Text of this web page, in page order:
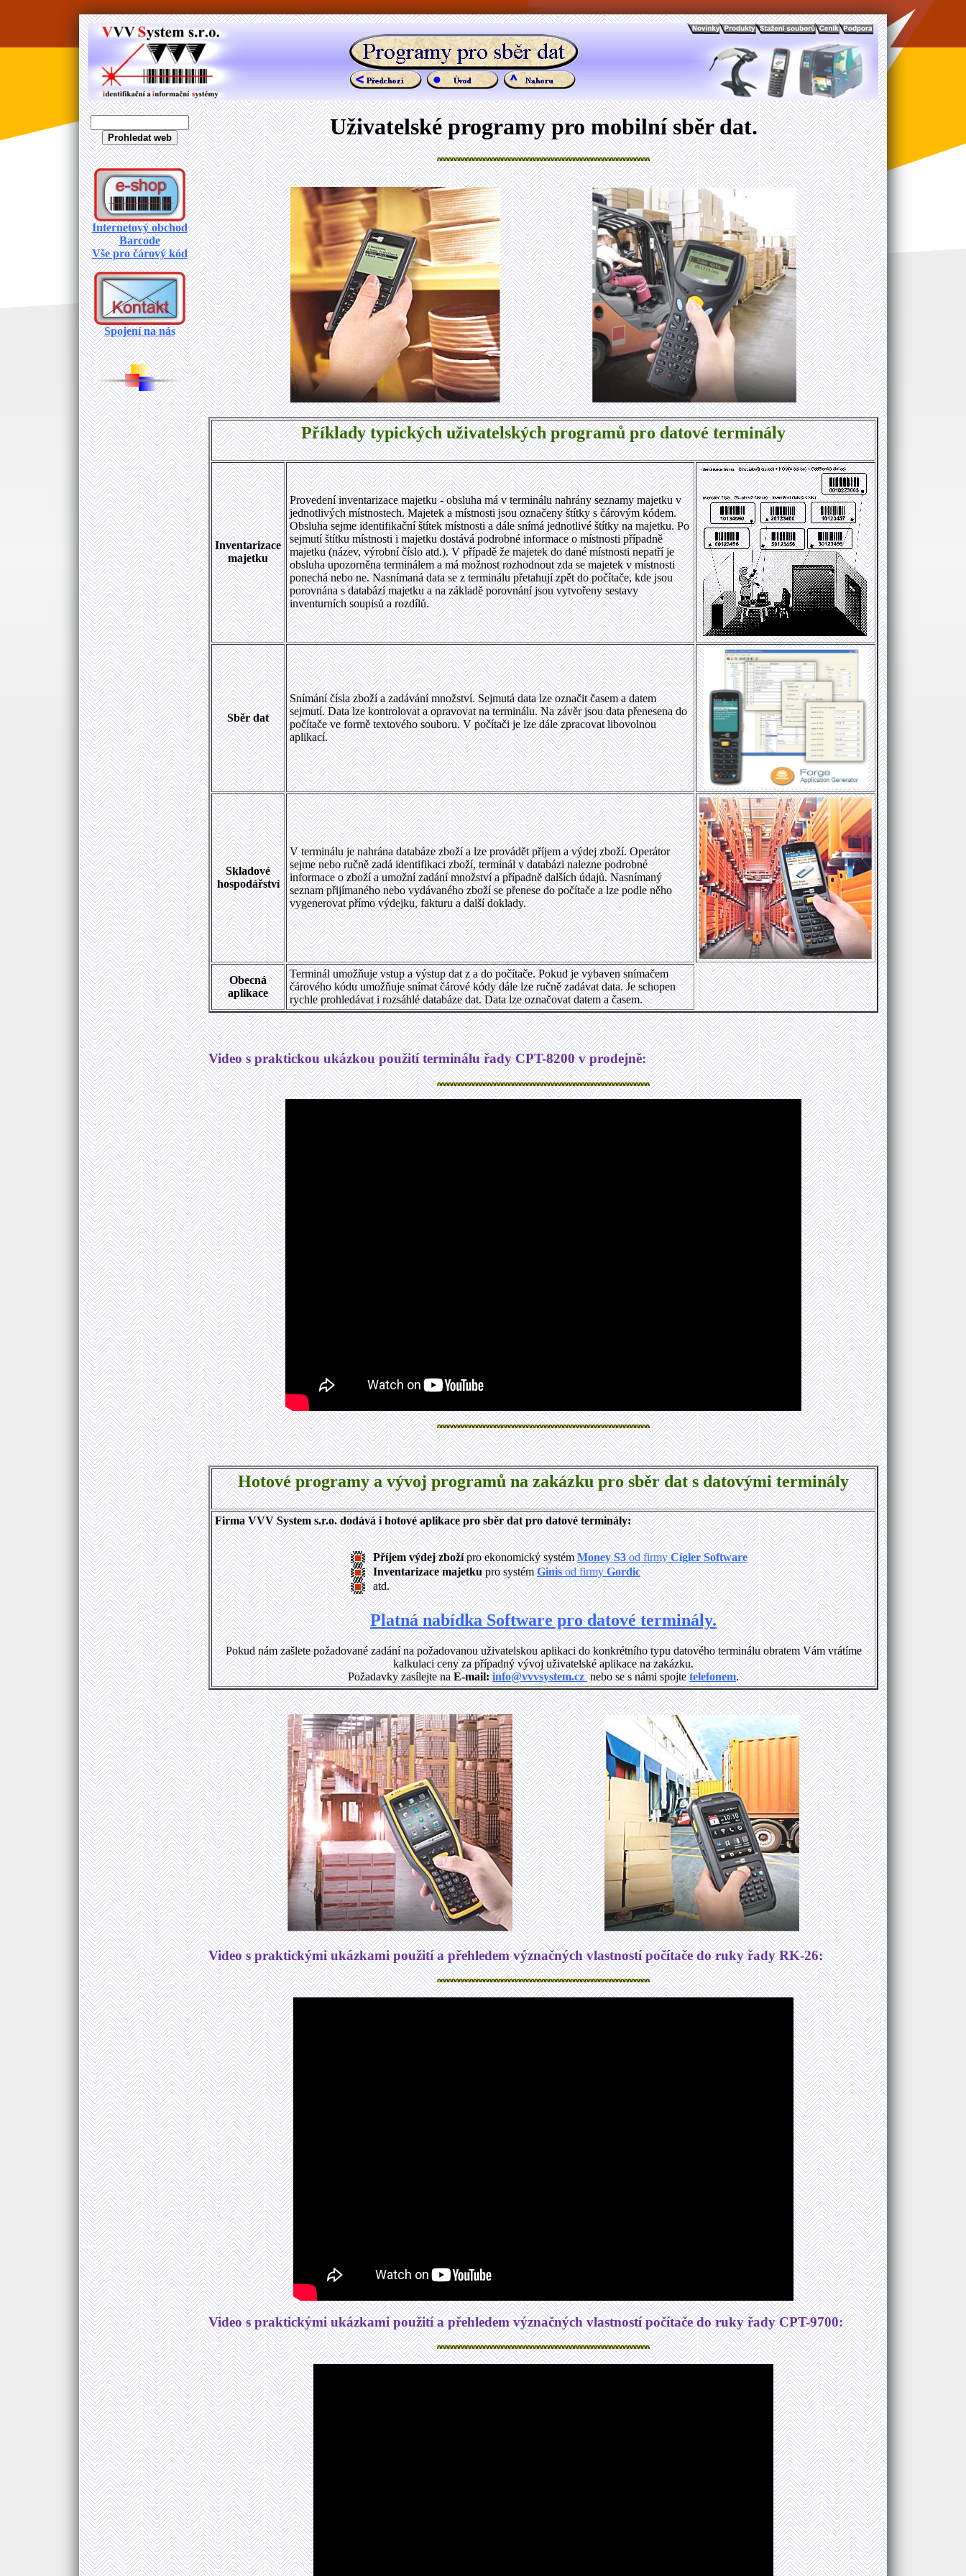
Internetový obchod
Barcode
Vše pro čárový kód
Spojení na nás
Uživatelské programy pro mobilní sběr dat.
Příklady typických uživatelských programů pro datové terminály
Inventarizace
majetku
Provedení inventarizace majetku - obsluha má v terminálu nahrány seznamy majetku v
jednotlivých místnostech. Majetek a místnosti jsou označeny štítky s čárovým kódem.
Obsluha sejme identifikační štítek místnosti a dále snímá jednotlivé štítky na majetku. Po
sejmutí štítku místnosti i majetku dostává podrobné informace o místnosti případně
majetku (název, výrobní číslo atd.). V případě že majetek do dané místnosti nepatří je
obsluha upozorněna terminálem a má možnost rozhodnout zda se majetek v místnosti
ponechá nebo ne. Nasnímaná data se z terminálu přetahují zpět do počítače, kde jsou
porovnána s databází majetku a na základě porovnání jsou vytvořeny sestavy
inventurních soupisů a rozdílů.
Sběr dat
Snímání čísla zboží a zadávání množství. Sejmutá data lze označit časem a datem
sejmutí. Data lze kontrolovat a opravovat na terminálu. Na závěr jsou data přenesena do
počítače ve formě textového souboru. V počítači je lze dále zpracovat libovolnou
aplikací.
Skladové
hospodářství
V terminálu je nahrána databáze zboží a lze provádět příjem a výdej zboží. Operátor
sejme nebo ručně zadá identifikaci zboží, terminál v databázi nalezne podrobné
informace o zboží a umožní zadání množství a případně dalších údajů. Nasnímaný
seznam přijímaného nebo vydávaného zboží se přenese do počítače a lze podle něho
vygenerovat přímo výdejku, fakturu a další doklady.
Obecná
aplikace
Terminál umožňuje vstup a výstup dat z a do počítače. Pokud je vybaven snímačem
čárového kódu umožňuje snímat čárové kódy dále lze ručně zadávat data. Je schopen
rychle prohledávat i rozsáhlé databáze dat. Data lze označovat datem a časem.
Video s praktickou ukázkou použití terminálu řady CPT-8200 v prodejně:
Hotové programy a vývoj programů na zakázku pro sběr dat s datovými terminály
Firma VVV System s.r.o. dodává i hotové aplikace pro sběr dat pro datové terminály:
Příjem výdej zbožípro ekonomický systémMoney S3od firmyCígler Software
Inventarizace majetkupro systémGinisod firmyGordic
atd.
Platná nabídka Software pro datové terminály.
Pokud nám zašlete požadované zadání na požadovanou uživatelskou aplikaci do konkrétního typu datového terminálu obratem Vám vrátíme
kalkulaci ceny za případný vývoj uživatelské aplikace na zakázku.
Požadavky zasílejte naE-mail:info@vvvsystem.cznebo se s námi spojtetelefonem.
Video s praktickými ukázkami použití a přehledem význačných vlastností počítače do ruky řady RK-26:
Video s praktickými ukázkami použití a přehledem význačných vlastností počítače do ruky řady CPT-9700: